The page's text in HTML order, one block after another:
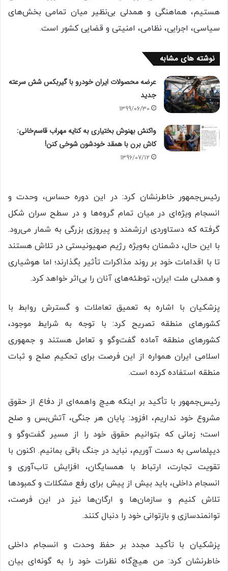
هستیم، هماهنگی و همدلی بی‌نظیر میان تمامی بخش‌های
سیاسی، اجرایی، نظامی، امنیتی و قضایی کشور است.
نوشته های مشابه
عرضه محصولات ایران خودرو با گیربکس شش سرعته
جدید
1399/06/30
واکنش بهنوش بختیاری به کنایه مهراب قاسم‌خانی:
کاش برن با همقد خودشون شوخی کنن!
1396/07/12
رئیس‌جمهور خاطرنشان کرد: در این دوره حساس، وحدت و
انسجام ویژه‌ای در میان تمام گروه‌ها و در سطح سران شکل
گرفته که دستاوردی ارزشمند و پیروزی‌ بزرگی به شمار می‌رود.
با این حال، دشمنان به‌ویژه رژیم صهیونیستی در تلاش هستند
تا با اقدامات خود بر روند مذاکرات تأثیر بگذارند؛ اما هوشیاری
و همدلی ملت ایران، توطئه‌های آنان را بی‌اثر خواهد کرد.
پزشکیان با اشاره به تعمیق تعاملات و گسترش روابط با
کشورهای منطقه تصریح کرد: با توجه به شرایط موجود،
کشورهای منطقه آماده گفت‌وگو و تعامل هستند و جمهوری
اسلامی ایران همواره از این فرصت برای تحکیم صلح و ثبات
منطقه استفاده کرده است.
رئیس‌جمهور با تأکید بر اینکه هیچ واهمه‌ای از دفاع از حقوق
مشروع خود نداریم، افزود: پایان هر جنگی، آتش‌بس و صلح
است؛ زمانی که بتوانیم حقوق خود را از مسیر گفت‌وگو و
دیپلماسی به دست آوریم، نباید در جنگ باقی بمانیم. اکنون با
تقویت تجارت، ارتباط با همسایگان، افزایش تاب‌آوری و
انسجام داخلی، باید بیش از پیش برای رفع مشکلات و کمبودها
تلاش کنیم و سازمان‌ها و ارگان‌ها نیز در این فرصت،
توانمندسازی و بازتوانی خود را دنبال کنند.
پزشکیان با تأکید مجدد بر حفظ وحدت و انسجام داخلی
خاطرنشان کرد: من هیچ‌گاه نظرات خود را به گونه‌ای بیان